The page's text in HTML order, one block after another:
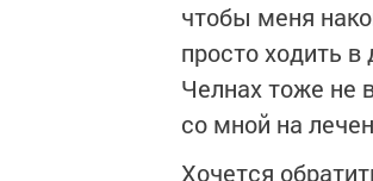
чтобы меня
просто ходить в
Челнах тоже не
со мной на
Хочется